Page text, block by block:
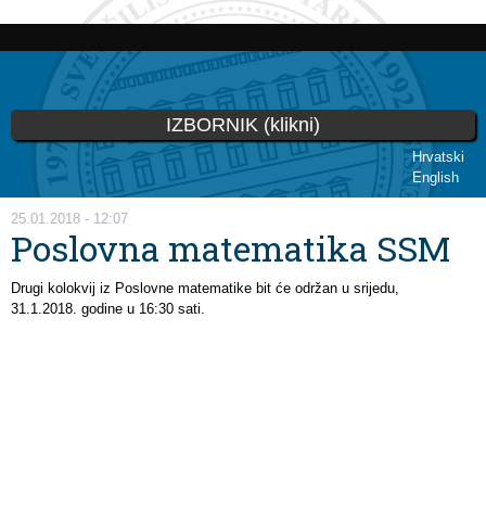
Skip to
content
Hrvatski
English
IZBORNIK (klikni)
You are here
25.01.2018 - 12:07
Poslovna matematika SSM
Drugi kolokvij iz Poslovne matematike bit će održan u srijedu,
31.1.2018. godine u 16:30 sati.